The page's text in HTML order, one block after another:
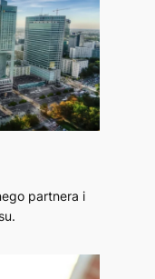
partnera i